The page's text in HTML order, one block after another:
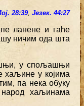
28:39, Језек. 44:27
ланене и гаће
ничим ода шта
у спољашњи
хаљине у којима
па нека обуку
хаљинама